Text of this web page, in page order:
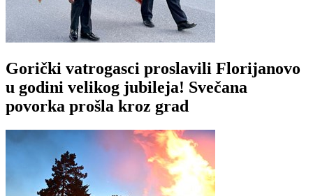
Gorički vatrogasci proslavili Florijanovo
u godini velikog jubileja! Svečana
povorka prošla kroz grad